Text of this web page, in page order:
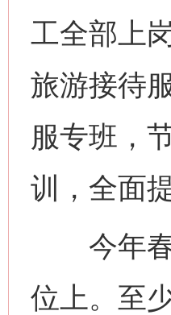
工全部上
旅游接待
服专班，
训，全面
今年春
位上。至